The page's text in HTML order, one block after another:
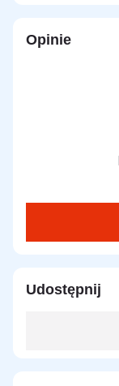
Opinie
Udostępnij